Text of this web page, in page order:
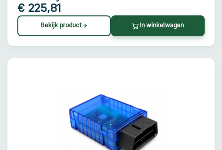
€ 225,81
Bekijk product In winkelwagen